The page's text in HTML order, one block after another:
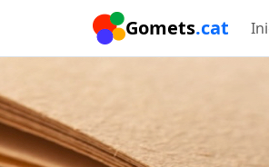
Gomets.cat